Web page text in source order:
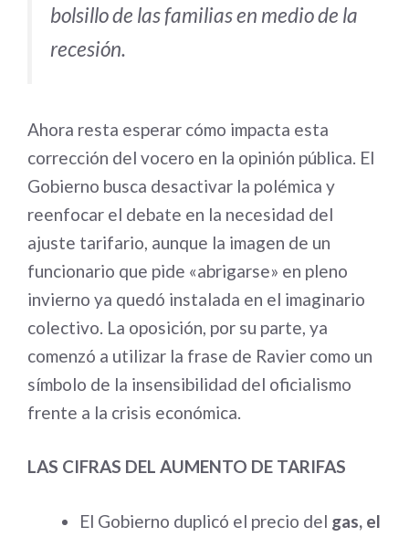
bolsillo de las familias en medio de la
recesión.
Ahora resta esperar cómo impacta esta
corrección del vocero en la opinión pública. El
Gobierno busca desactivar la polémica y
reenfocar el debate en la necesidad del
ajuste tarifario, aunque la imagen de un
funcionario que pide «abrigarse» en pleno
invierno ya quedó instalada en el imaginario
colectivo. La oposición, por su parte, ya
comenzó a utilizar la frase de Ravier como un
símbolo de la insensibilidad del oficialismo
frente a la crisis económica.
LAS CIFRAS DEL AUMENTO DE TARIFAS
El Gobierno duplicó el precio del gas, el